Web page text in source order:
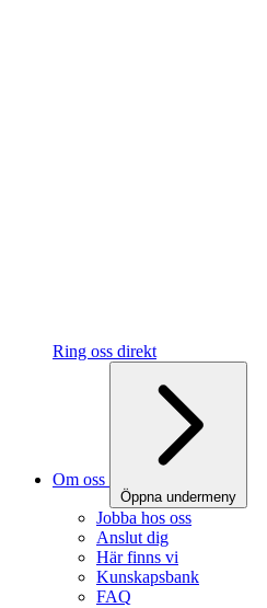
Ring oss direkt
Om oss
Öppna undermeny
Jobba hos oss
Anslut dig
Här finns vi
Kunskapsbank
FAQ